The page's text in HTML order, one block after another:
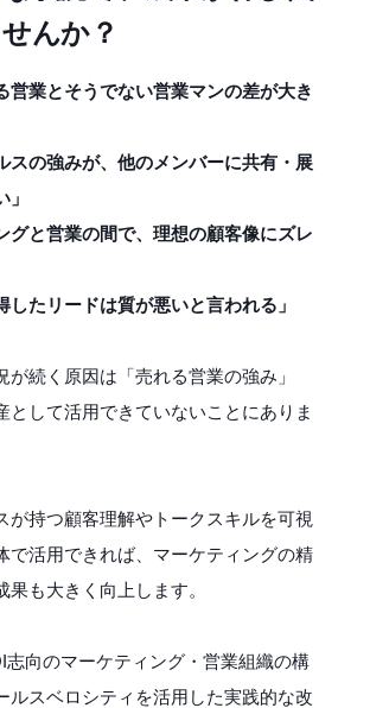
んか？
営業とそうでない営業マンの差が大き
スの強みが、他のメンバーに共有・展
グと営業の間で、理想の顧客像にズレ
したリードは質が悪いと言われる」
が続く原因は「売れる営業の強み」
として活用できていないことにありま
が持つ顧客理解やトークスキルを可視
で活用できれば、マーケティングの精
果も大きく向上します。
志向のマーケティング・営業組織の構
ルスベロシティを活用した実践的な改